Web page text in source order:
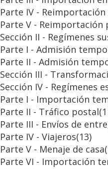
Parte IV -
Parte V -
Sección II - Regímenes
Parte I - Admisión
Parte II - Admisión
Sección III -
Sección IV - Regímenes
Parte I - Importación
Parte II - Tráfico postal
Parte III - Envíos de
Parte IV - Viajeros(13)
Parte V - Menaje de casa
Parte VI - Importación